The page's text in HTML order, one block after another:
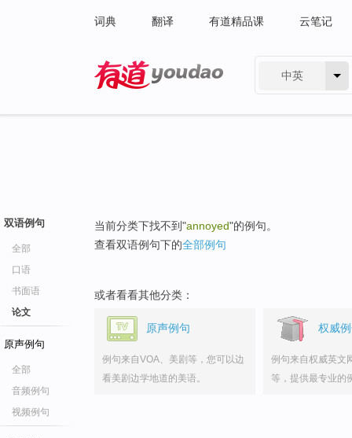
词典 翻译 有道精品课 云笔记
中英
双语例句
全部
口语
书面语
论文
原声例句
全部
音频例句
视频例句
当前分类下找不到"annoyed"的例句。
查看双语例句下的全部例句
或者看看其他分类：
原声例句
例句来自VOA、美剧等，您可以边
看美剧边学地道的美语。
权威
例句来自权威英文
等，提供最专业的